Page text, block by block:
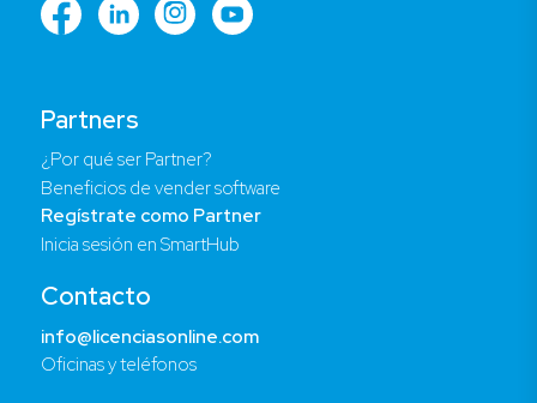
Partners
¿Por qué ser Partner?
Beneficios de vender software
Regístrate como Partner
Inicia sesión en SmartHub
Contacto
info@licenciasonline.com
Oficinas y teléfonos